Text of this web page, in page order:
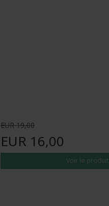
EUR 19,00
EUR 16,00
Voir le produit